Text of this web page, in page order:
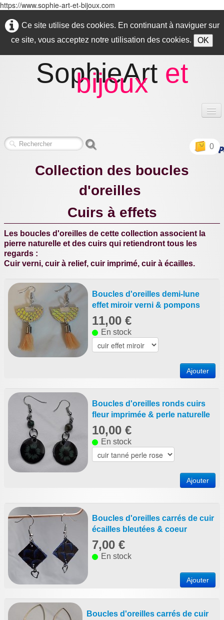
https://www.sophie-art-et-bijoux.com
Ce site utilise des cookies. En continuant à naviguer sur
ce site, vous acceptez notre utilisation des cookies.
OK
SophieArt et
bijoux
Boucles d'oreilles
Bracelets▼
Colliers ▼
Porte-clefs
Liens favoris
0
Collection des boucles
d'oreilles
Cuirs à effets
Les boucles d'oreilles de cette collection associent la
pierre naturelle et des cuirs qui retiendront tous les
regards :
Cuir verni, cuir à relief, cuir imprimé, cuir à écailles.
Boucles d'oreilles demi-lune
effet miroir verni & pompons
11,00 €
En stock
Ajouter
Boucles d'oreilles ronds cuirs
fleur imprimée & perle naturelle
10,00 €
En stock
Ajouter
Boucles d'oreilles carrés de cuir
écailles bleutées & coeur
7,00 €
En stock
Ajouter
Boucles d'oreilles carrés de cuir